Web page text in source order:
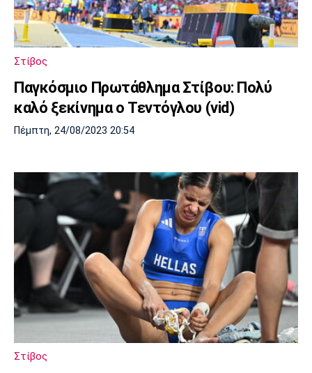
Πολιτισμός
Τραγούδια
Cine Spot
Running
Media
Παρασκήνιο
Πρόγραμμα TV
Μάντσεστερ
Γιουνάιτεντ
Τσέλσι Άρσεναλ
Λίβερπουλ
Μάντσεστερ
Σίτι
Γιουβέντους
Στίβος
Παγκόσμιο Πρωτάθλημα Στίβου: Πολύ
καλό ξεκίνημα ο Τεντόγλου (vid)
Πέμπτη, 24/08/2023 20:54
Στίβος